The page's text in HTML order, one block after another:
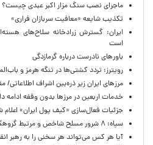
ماجرای نصب سنگ مزار اکبر عبدی چیست؟
تکذیب شایعه «معافیت سربازان فراری»
ایران: گسترش زرادخانه سلاح‌های
است
باورهای نادرست درباره گرمازدگی
رویترز: تردد کشتی‌ها در تنگه هرمز و
مرزهای ایران زیر ذره‌بین اشراف اطلاعاتی/
خدمات اربعین در مرزها بدون وقفه ادامه
جزئیات فعال‌سازی «کیف پول ایران» اعلام
سپاه: ۸ شرور مسلح شاخص و مرتبط گروهک‌های تروریستی دستگیر شدند
آیا هر کس می‌تواند هر سخنی را به رهبر